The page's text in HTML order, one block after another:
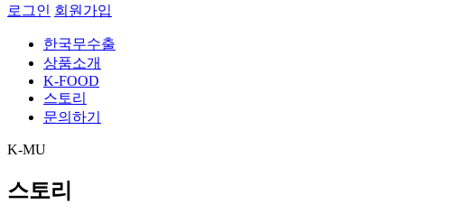
로그인 회원가입
한국무수출
상품소개
K-FOOD
스토리
문의하기
K-MU
스토리